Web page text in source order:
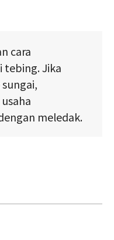
cara
tebing. Jika
meledak.